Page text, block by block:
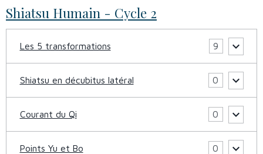
Shiatsu Humain - Cycle 2
Les 5 transformations 9
Shiatsu en décubitus latéral 0
Courant du Qi 0
Points Yu et Bo 0